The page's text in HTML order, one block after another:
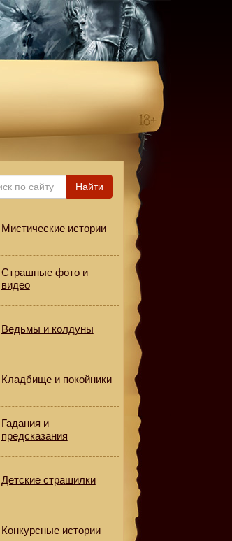
Найти
Мистические истории
Страшные фото и
видео
Ведьмы и колдуны
Кладбище и покойники
Гадания и
предсказания
Детские страшилки
Конкурсные истории